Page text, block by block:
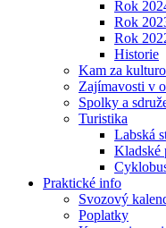
Rok
Rok
Rok
Historie
Kam za
Zajímavosti v
Spolky a
Turistika
Labská
Kladské
Praktické info
Svozový
Poplatky